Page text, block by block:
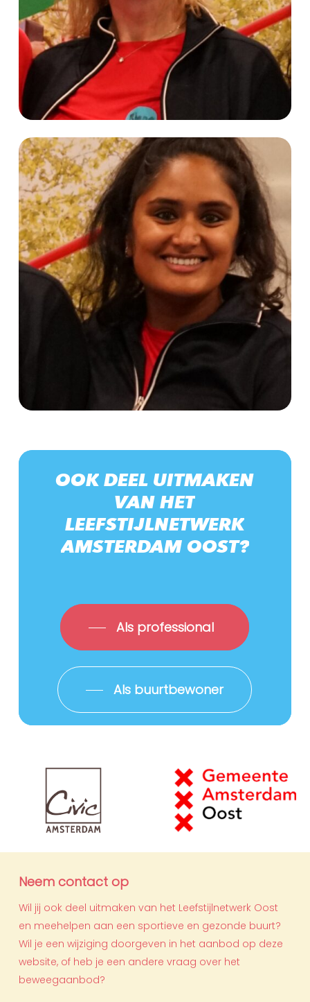
OOK DEEL UITMAKEN
VAN HET
LEEFSTIJLNETWERK
AMSTERDAM OOST?
Als professional
Als buurtbewoner
Neem contact op
Wil jij ook deel uitmaken van het Leefstijlnetwerk Oost
en meehelpen aan een sportieve en gezonde buurt?
Wil je een wijziging doorgeven in het aanbod op deze
website, of heb je een andere vraag over het
beweegaanbod?